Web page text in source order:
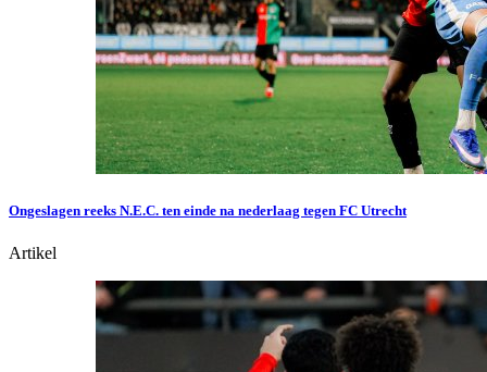
Ongeslagen reeks N.E.C. ten einde na nederlaag tegen FC Utrecht
Artikel